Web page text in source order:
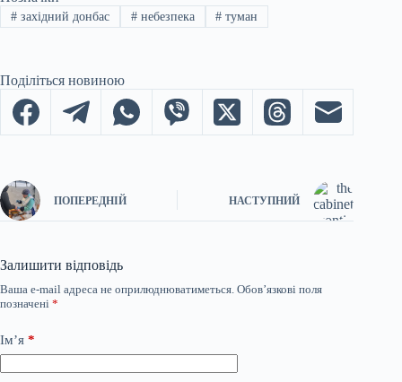
#західний донбас #небезпека # туман
Поділіться новиною
ПОПЕРЕДНІЙ НАСТУПНИЙ
Залишити відповідь
Ваша e-mail адреса не оприлюднюватиметься. Обов’язкові поля
позначені *
Ім’я *